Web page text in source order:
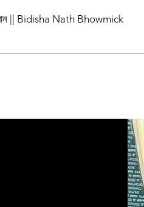
|| Bidisha Nath Bhowmick